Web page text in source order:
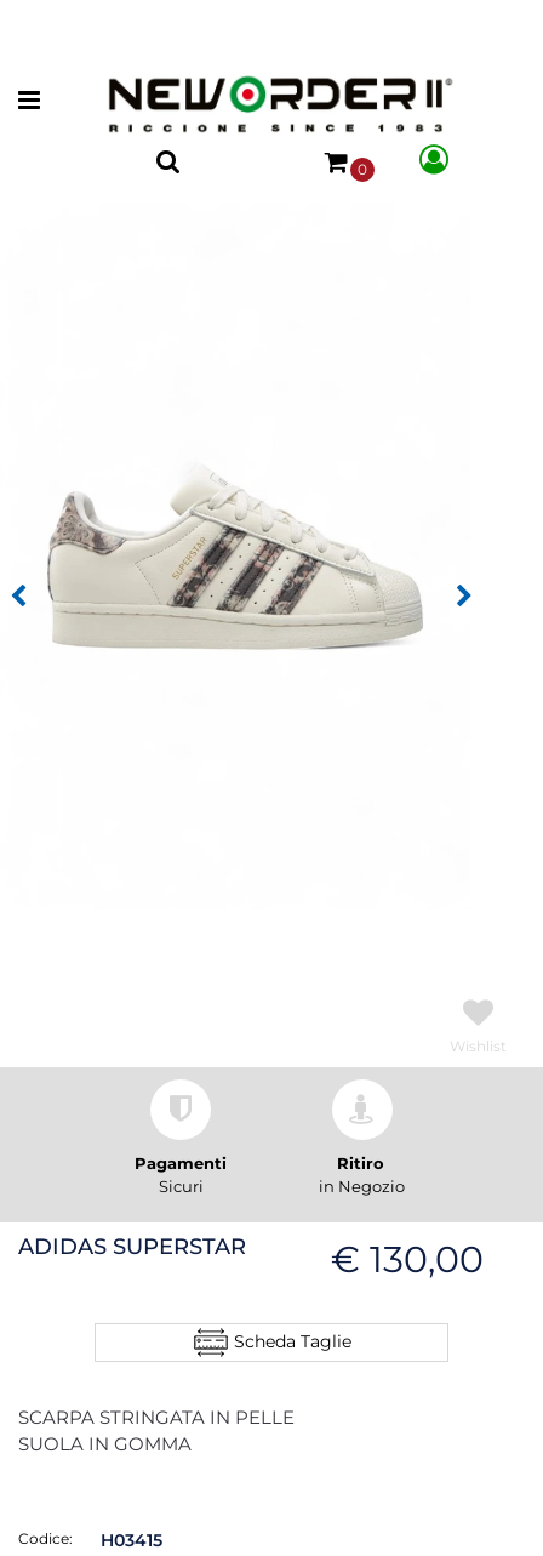
Open menu
0
Wishlist
Pagamenti
Sicuri
Ritiro
in Negozio
ADIDAS SUPERSTAR € 130,00
Scheda Taglie
SCARPA STRINGATA IN PELLE
SUOLA IN GOMMA
Codice: H03415